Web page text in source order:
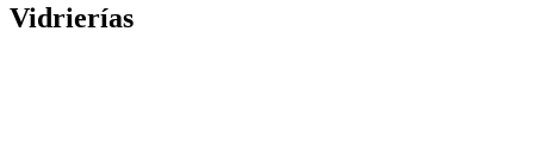
Vidrierías